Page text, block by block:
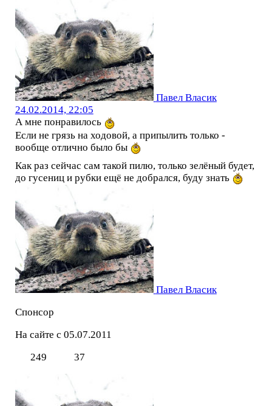
Павел Власик
24.02.2014, 22:05
А мне понравилось
Если не грязь на ходовой, а припылить только -
вообще отлично было бы
Как раз сейчас сам такой пилю, только зелёный будет,
до гусениц и рубки ещё не добрался, буду знать
Павел Власик
Спонсор
На сайте с 05.07.2011
249
37